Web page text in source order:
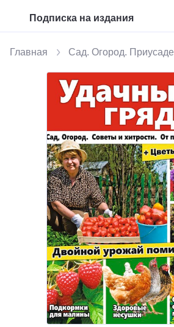
Подписка на издания
Главная Сад. Огород.